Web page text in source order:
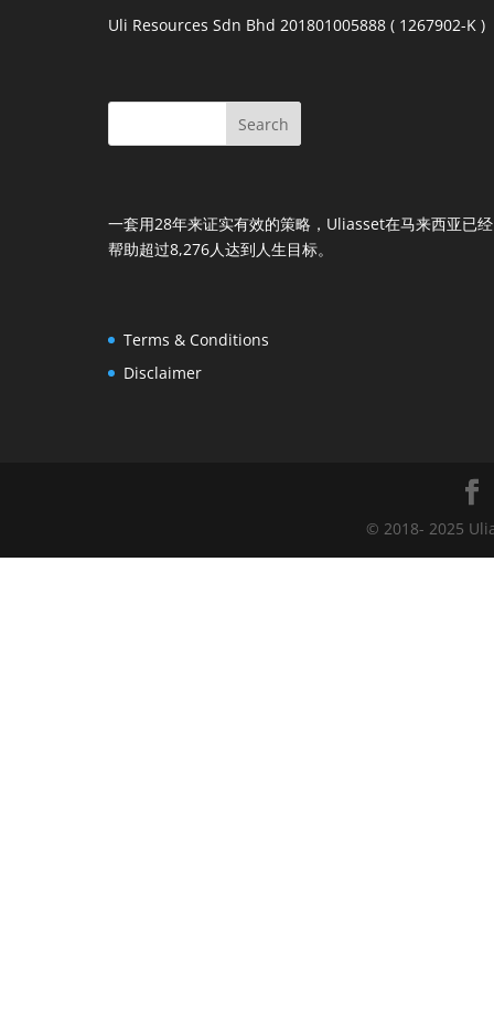
Uli Resources Sdn Bhd 201801005888 ( 1267902-K )
一套用28年来证实有效的策略，Uliasset在马来西亚已经
帮助超过8,276人达到人生目标。
Terms & Conditions
Disclaimer
© 2018- 2025